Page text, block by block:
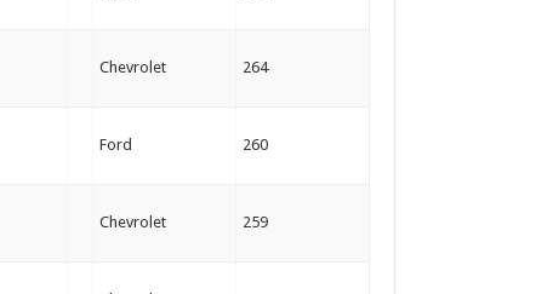
Chevrolet 264
Ford 260
Chevrolet 259